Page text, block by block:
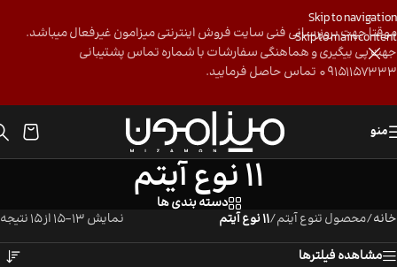
Skip to navigation
Skip to main content
موقتا جهت بروزرسانی فنی سایت فروش اینترنتی میزامون غیرفعال میباشد.
جهت پی ییگیری و هماهنگی سفارشات با شماره تماس پشتیبانی
09151157333 تماس حاصل فرمایید.
منو
11 نوع آیتم
دسته بندی ها
خانه/محصول تنوع آیتم/11 نوع آیتم
نمایش 13–15 از 15 نتیجه
مشاهده فیلترها